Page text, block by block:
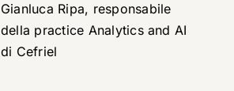
Gianluca Ripa, responsabile
della practice Analytics and AI
di Cefriel